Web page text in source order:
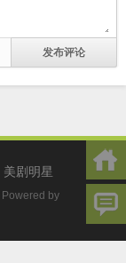
美剧明星
Powered by